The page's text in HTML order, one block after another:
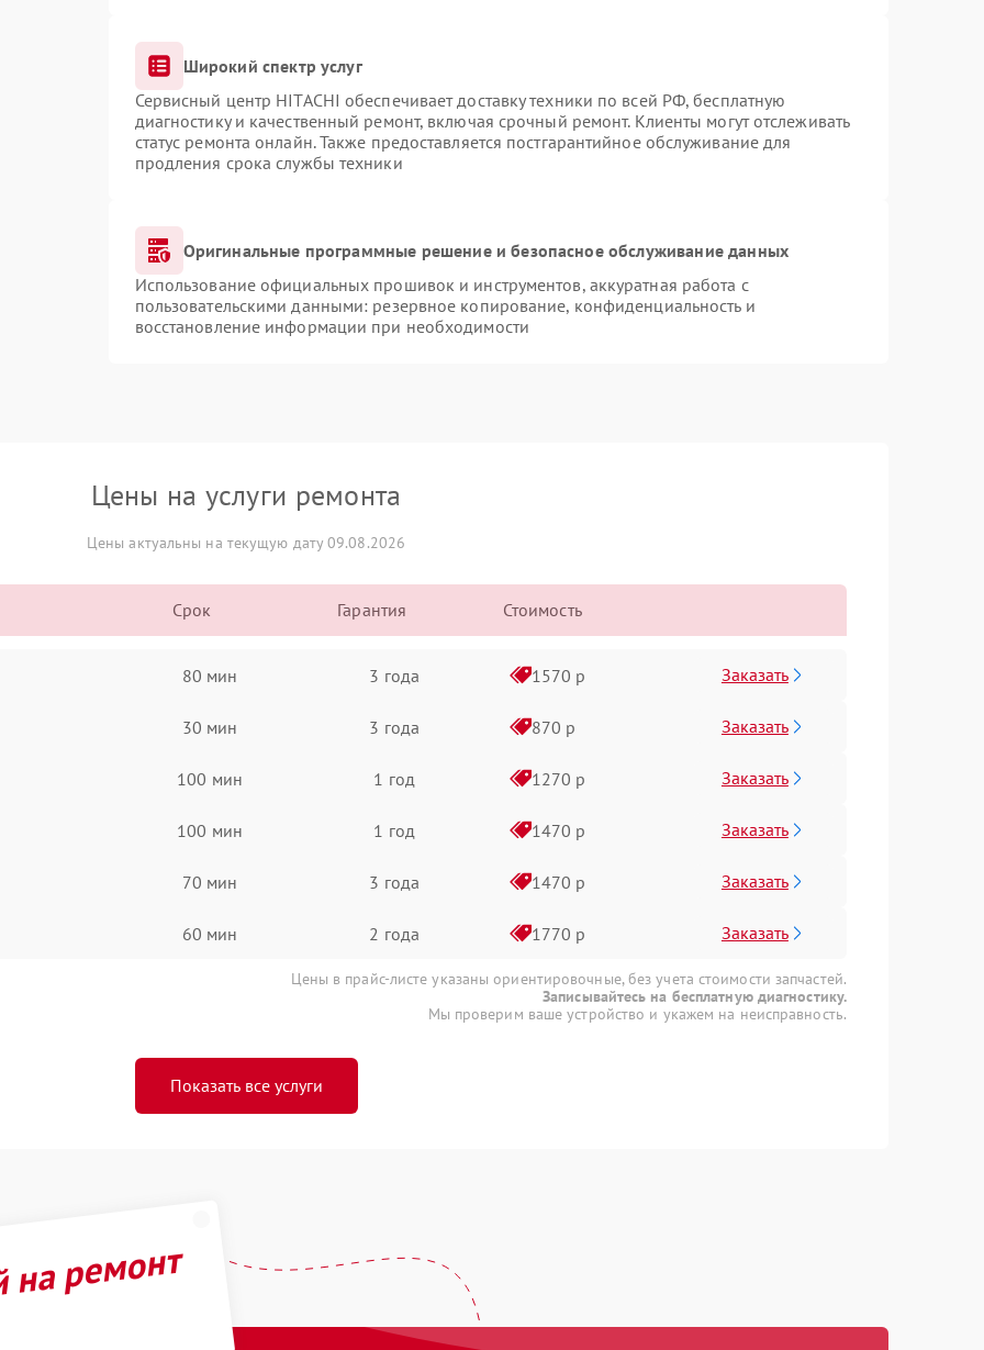
Широкий спектр услуг
Сервисный центр HITACHI обеспечивает доставку техники по всей РФ, бесплатную
диагностику и качественный ремонт, включая срочный ремонт. Клиенты могут отслеживать
статус ремонта онлайн. Также предоставляется постгарантийное обслуживание для
продления срока службы техники
Оригинальные программные решение и безопасное обслуживание данных
Использование официальных прошивок и инструментов, аккуратная работа с
пользовательскими данными: резервное копирование, конфиденциальность и
восстановление информации при необходимости
Цены на услуги ремонта
Цены актуальны на текущую дату 09.08.2026
Срок Гарантия Стоимость
80 мин 3 года 1570 р Заказать
30 мин 3 года 870 р Заказать
100 мин 1 год 1270 р Заказать
100 мин 1 год 1470 р Заказать
70 мин 3 года 1470 р Заказать
60 мин 2 года 1770 р Заказать
Цены в прайс-листе указаны ориентировочные, без учета стоимости запчастей.
Записывайтесь на бесплатную диагностику.
Мы проверим ваше устройство и укажем на неисправность.
Показать все услуги
ремонт